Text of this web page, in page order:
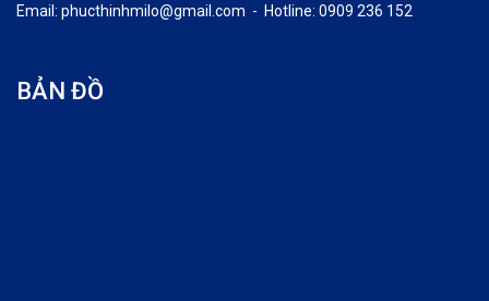
Email: phucthinhmilo@gmail.com - Hotline: 0909 236 152
BẢN ĐỒ